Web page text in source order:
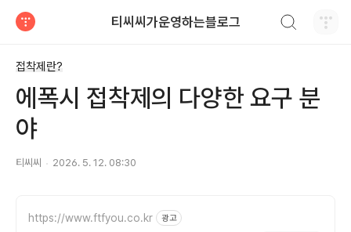
티씨씨가운영하는블로그
접착제란?
에폭시 접착제의 다양한 요구 분
야
티씨씨 2026. 5. 12. 08:30
https://www.ftfyou.co.kr 광고